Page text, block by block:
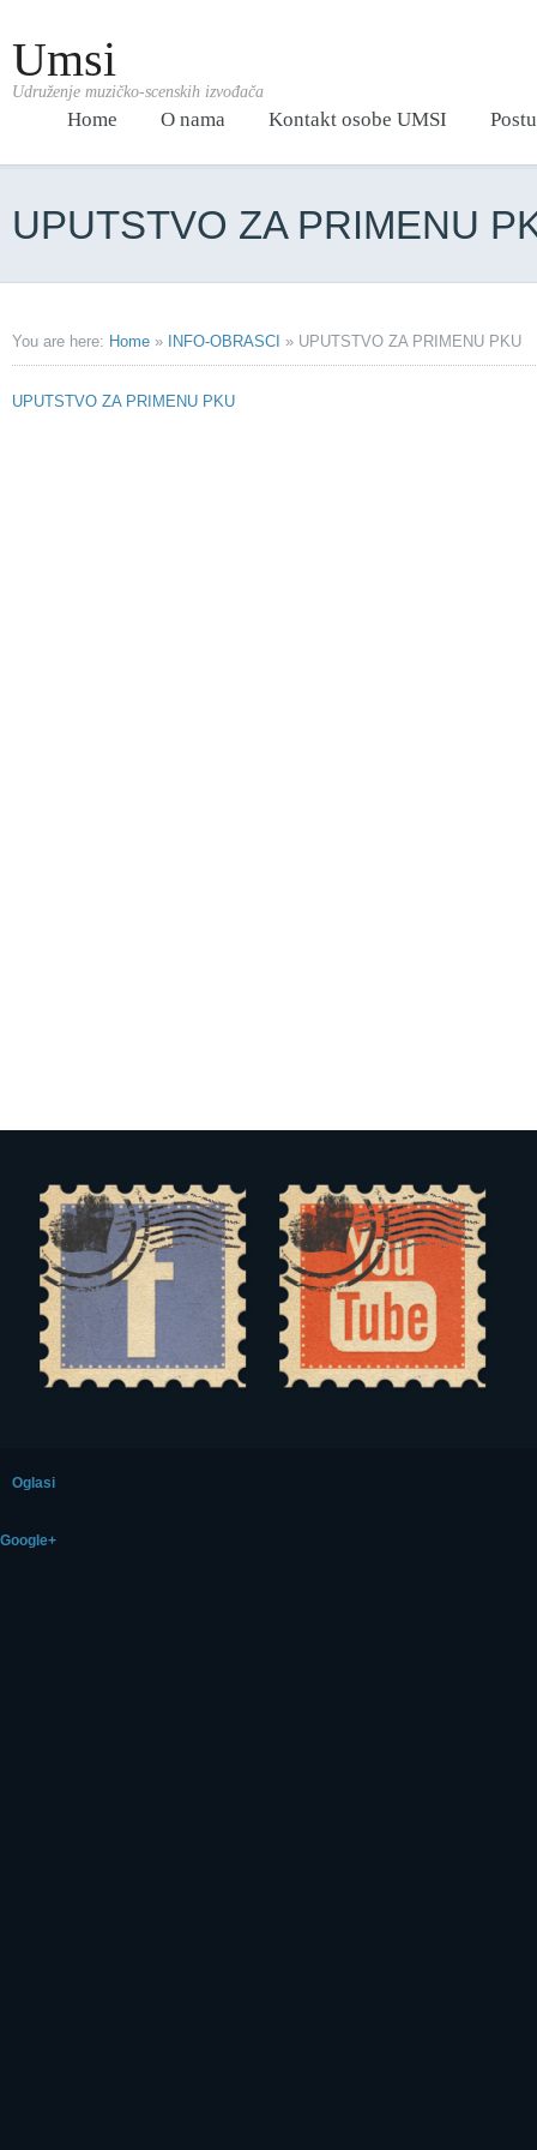
Umsi
Udruženje muzičko-scenskih izvođača
Home O nama Kontakt osobe UMSI
UPUTSTVO ZA PRIMENU
You are here: Home » INFO-OBRASCI » UPUTSTVO ZA PRIMENU PKU
UPUTSTVO ZA PRIMENU PKU
Oglasi
Google+